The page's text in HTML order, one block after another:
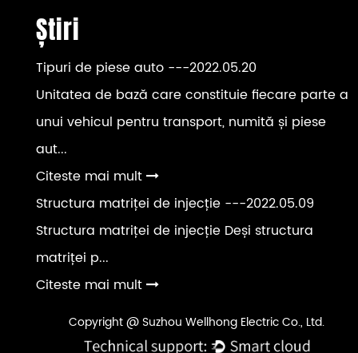
Știri
Tipuri de piese auto ---2022.05.20
Unitatea de bază care constituie fiecare parte a
unui vehicul pentru transport, numită și piese
aut...
Citeste mai mult
Structura matriței de injecție ---2022.05.09
Structura matriței de injecție Deși structura
matriței p...
Citeste mai mult
Copyright @ Suzhou Wellhong Electric Co., Ltd.